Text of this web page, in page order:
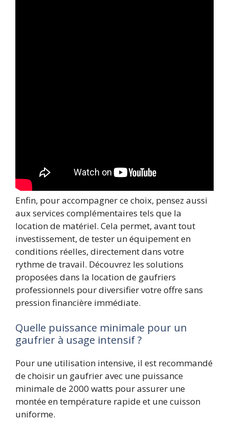
Enfin, pour accompagner ce choix, pensez aussi
aux services complémentaires tels que la
location de matériel. Cela permet, avant tout
investissement, de tester un équipement en
conditions réelles, directement dans votre
rythme de travail. Découvrez les solutions
proposées dans la location de gaufriers
professionnels pour diversifier votre offre sans
pression financière immédiate.
Quelle puissance minimale pour un
gaufrier à usage intensif ?
Pour une utilisation intensive, il est recommandé
de choisir un gaufrier avec une puissance
minimale de 2000 watts pour assurer une
montée en température rapide et une cuisson
uniforme.